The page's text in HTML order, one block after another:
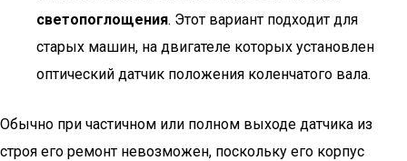
светопоглощения. Этот вариант подходит для
старых машин, на двигателе которых установлен
оптический датчик положения коленчатого вала.
Обычно при частичном или полном выходе датчика из
строя его ремонт невозможен, поскольку его корпус